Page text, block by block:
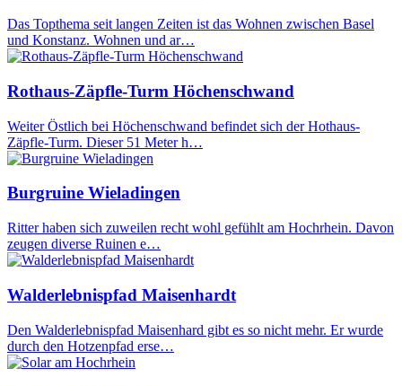
Das Topthema seit langen Zeiten ist das Wohnen zwischen Basel
und Konstanz. Wohnen und ar…
Rothaus-Zäpfle-Turm Höchenschwand
Weiter Östlich bei Höchenschwand befindet sich der Hothaus-
Zäpfle-Turm. Dieser 51 Meter h…
Burgruine Wieladingen
Ritter haben sich zuweilen recht wohl gefühlt am Hochrhein. Davon
zeugen diverse Ruinen e…
Walderlebnispfad Maisenhardt
Den Walderlebnispfad Maisenhard gibt es so nicht mehr. Er wurde
durch den Hotzenpfad erse…